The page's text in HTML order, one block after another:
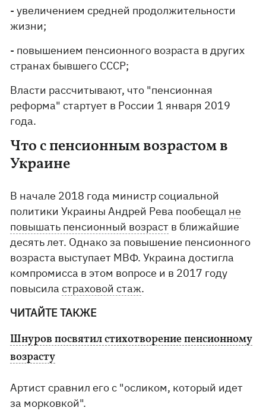
- увеличением средней продолжительности
жизни;
- повышением пенсионного возраста в других
странах бывшего СССР;
Власти рассчитывают, что "пенсионная
реформа" стартует в России 1 января 2019
года.
Что с пенсионным возрастом в
Украине
В начале 2018 года министр социальной
политики Украины Андрей Рева пообещал не
повышать пенсионный возраст в ближайшие
десять лет. Однако за повышение пенсионного
возраста выступает МВФ. Украина достигла
компромисса в этом вопросе и в 2017 году
повысиластраховой стаж.
ЧИТАЙТЕ ТАКЖЕ
Шнуров посвятил стихотворение пенсионному
возрасту
Артист сравнил его с "осликом, который идет
за морковкой".